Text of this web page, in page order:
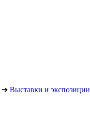
➔ Выставки и экспозиции